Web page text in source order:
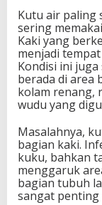
Kutu air paling
sering
Kaki yang
menjadi
Kondisi ini
berada di area
kolam renang,
wudu yang
Masalahnya,
bagian kaki.
kuku, bahkan
menggaruk
bagian tubuh
sangat penting